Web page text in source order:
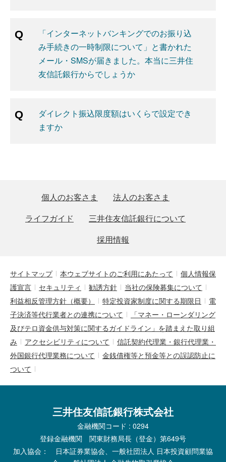
「インターネットバンキングでのお振り込
み手続きの一時制限について」と書かれた
メール・SMSが届きました。本当に三井住
友信託銀行からでしょうか
ダイレクト振込限度額はいくらで設定でき
ますか
個人のお客さま
法人のお客さま
ライフガイド
三井住友信託銀行について
採用情報
サイトマップ 本ウェブサイトのご利用にあたって
個人情報保
護宣言
セキュリティ 勧誘方針
当社の保険募集について
利益相反管理方針（概要）
特定投資家制度に関する期限日
電
子決済等代行業者との連携について
「マネー・ローンダリング
及びテロ資金供与対策に関するガイドライン」を踏まえた取り組
み
アクセシビリティについて
信託契約代理業・銀行代理業・
外国銀行代理業務について
金銭債権等と預金等との誤認防止に
ついて
三井住友信託銀行株式会社
金融機関コード : 0294
登録金融機関 関東財務局長（登金）第649号
加入協会： 日本証券業協会、一般社団法人 日本投資顧問業協